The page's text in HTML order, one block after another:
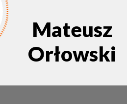
Mateusz
Orłowski